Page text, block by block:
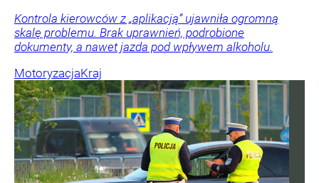
Kontrola kierowców z „aplikacją” ujawniła ogromną
skalę problemu. Brak uprawnień, podrobione
dokumenty, a nawet jazda pod wpływem alkoholu.
MotoryzacjaKraj